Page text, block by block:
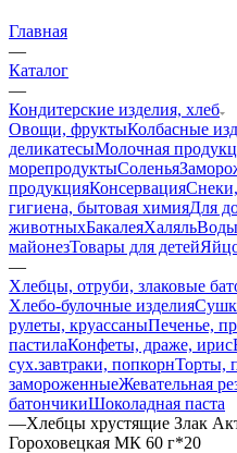
Главная
—
Каталог
—
Кондитерские изделия, хлеб
Овощи, фруктыКолбасные
деликатесыМолочная
морепродуктыСоленья
продукцияКонсервация
гигиена, бытовая химияДля
животныхБакалеяХаляль
майонезТовары для детей
—
Хлебцы, отруби, злаковые
Хлебо-булочные изделия
рулеты, круассаныПеченье,
пастилаКонфеты, драже, ирис
сух.завтраки, попкорнТорты,
замороженныеЖевательная
батончикиШоколадная паста
—Хлебцы хрустящие Злак
Гороховецкая МК 60 г*20